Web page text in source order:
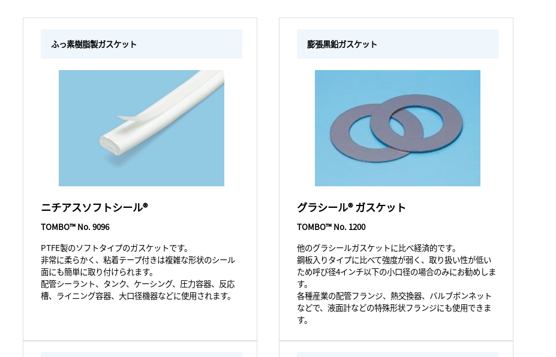
ふっ素樹脂製ガスケット
ニチアスソフトシール®
TOMBO™ No. 9096
PTFE製のソフトタイプのガスケットです。
非常に柔らかく、粘着テープ付きは複雑な形状のシール
面にも簡単に取り付けられます。
配管シーラント、タンク、ケーシング、圧力容器、反応
槽、ライニング容器、大口径機器などに使用されます。
膨張黒鉛ガスケット
グラシール® ガスケット
TOMBO™ No. 1200
他のグラシールガスケットに比べ経済的です。
鋼板入りタイプに比べて強度が弱く、取り扱い性が低い
ため呼び径4インチ以下の小口径の場合のみにお勧めしま
す。
各種産業の配管フランジ、熱交換器、バルブボンネット
などで、液面計などの特殊形状フランジにも使用できま
す。